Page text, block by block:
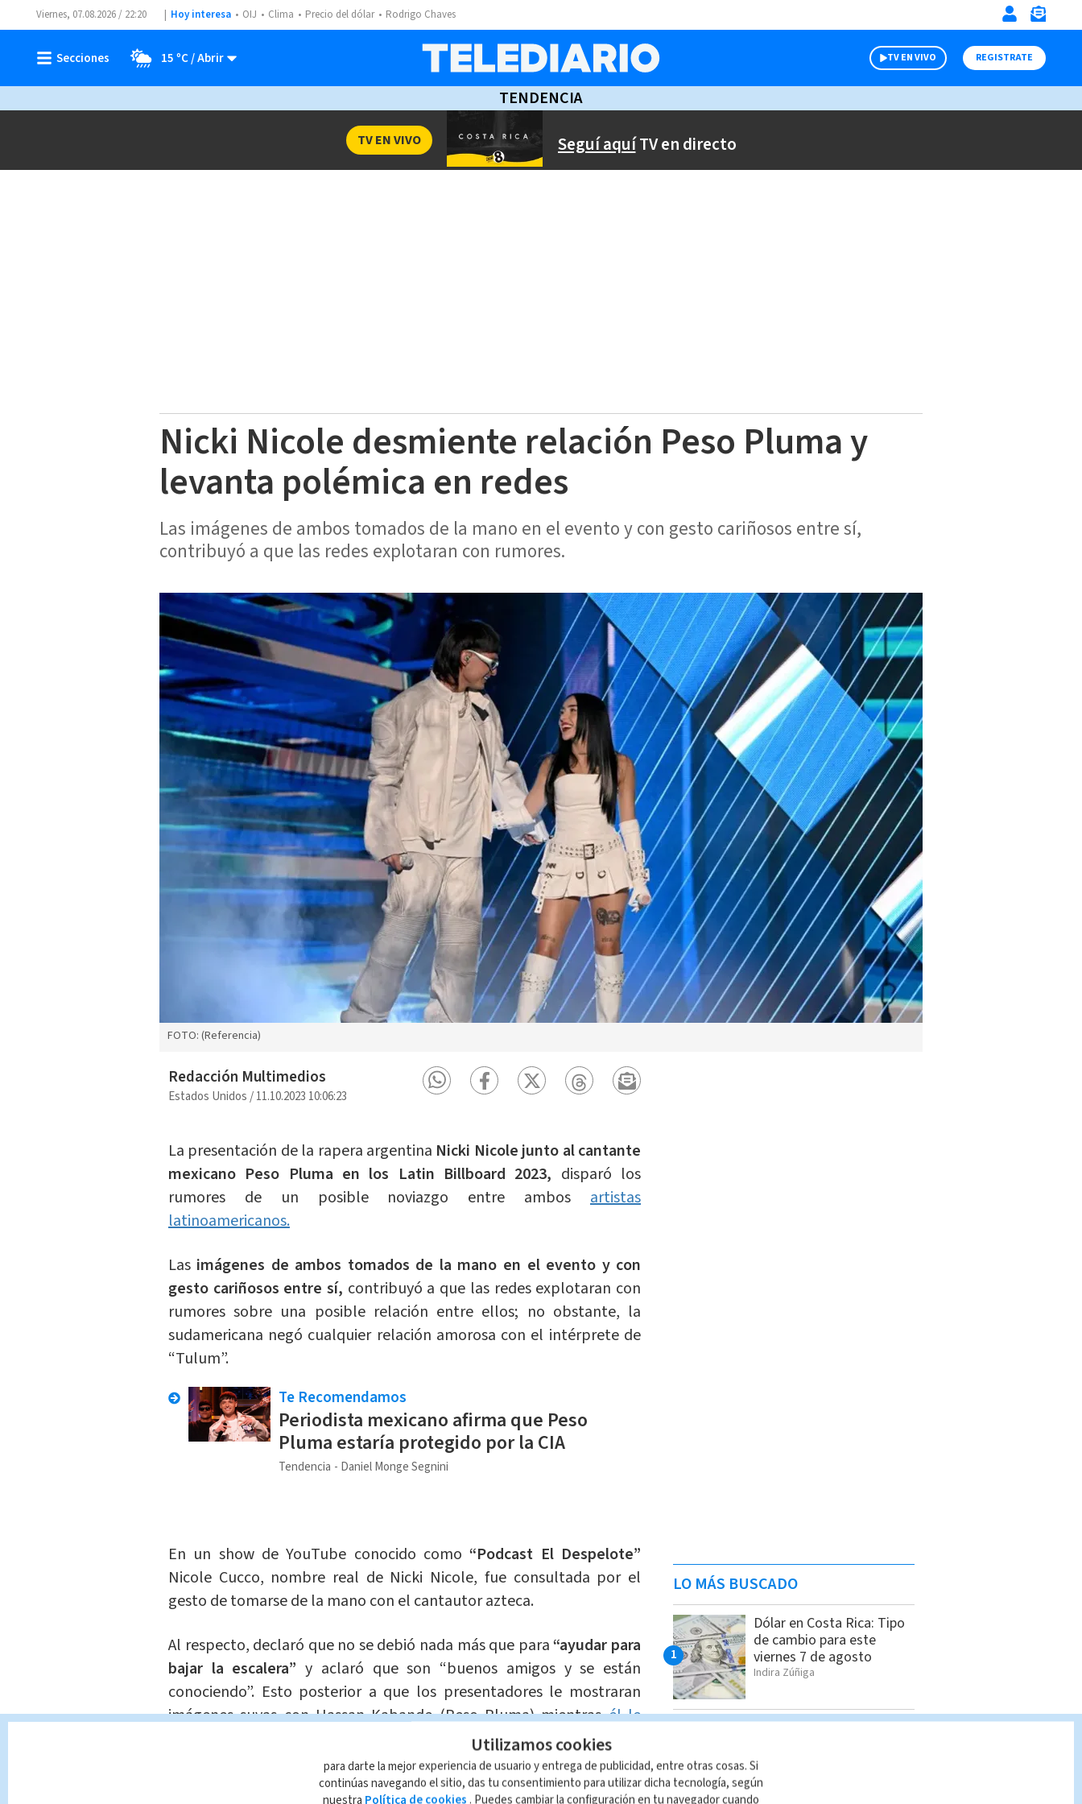
Viernes, 07.08.2026 / 22:20 Hoy interesa OIJ Clima Precio del dólar Rodrigo Chaves
15 ºC TV EN VIVO REGISTRATE
TENDENCIA
Seguí aquíTV en directo
TV EN VIVO
Nicki Nicole desmiente relación Peso Pluma y
levanta polémica en redes
Las imágenes de ambos tomados de la mano en el evento y con gesto cariñosos entre sí,
contribuyó a que las redes explotaran con rumores.
FOTO: (Referencia)
Redacción Multimedios
Estados Unidos/11.10.2023 10:06:23
La presentación de la rapera argentina Nicki Nicole junto al cantante
mexicano Peso Pluma en los Latin Billboard 2023, disparó los
rumores de un posible noviazgo entre ambos artistas
latinoamericanos.
Las imágenes de ambos tomados de la mano en el evento y con
gesto cariñosos entre sí, contribuyó a que las redes explotaran con
rumores sobre una posible relación entre ellos; no obstante, la
sudamericana negó cualquier relación amorosa con el intérprete de
“Tulum”.
Te Recomendamos
Periodista mexicano afirma que Peso
Pluma estaría protegido por la CIA
Tendencia Daniel Monge Segnini
En un show de YouTube conocido como “Podcast El Despelote”
Nicole Cucco, nombre real de Nicki Nicole, fue consultada por el
gesto de tomarse de la mano con el cantautor azteca.
Al respecto, declaró que no se debió nada más que para“ayudar para
bajar la escalera”y aclaró que son “buenos amigos y se están
conociendo”. Esto posterior a que los presentadores le mostraran
imágenes suyas con Hassan Kabande (Peso Pluma) mientrasél le
En otra entrevista, esta vez con el influencer “Molusco”,Nicki afirmó
LO MÁS BUSCADO
Dólar en Costa Rica: Tipo
de cambio para este
viernes 7 de agosto
Indira Zúñiga
Pronóstico del tiempo
el clima HOY 7 de agosto
Indira Zúñiga
Utilizamos cookies
para darte la mejor experiencia de usuario y entrega de publicidad, entre otras cosas. Si
continúas navegando el sitio, das tu consentimiento para utilizar dicha tecnología, según
nuestra Política de cookies . Puedes cambiar la configuración en tu navegador cuando